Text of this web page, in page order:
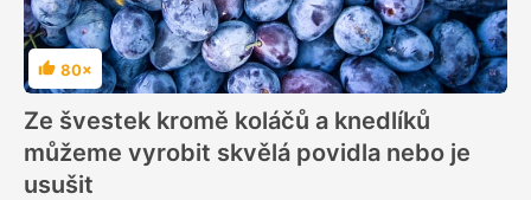
Hodnocení
80×
Ze švestek kromě koláčů a knedlíků
můžeme vyrobit skvělá povidla nebo je
usušit